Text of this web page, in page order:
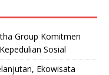
Group Komitmen
Sosial
Ekowisata